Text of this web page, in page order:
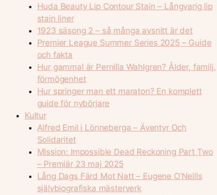
Huda Beauty Lip Contour Stain – Långvarig lip
stain liner
1923 säsong 2 – så många avsnitt är det
Premier League Summer Series 2025 – Guide
och fakta
Hur gammal är Pernilla Wahlgren? Ålder, familj,
förmögenhet
Hur springer man ett maraton? En komplett
guide för nybörjare
Kultur
Alfred Emil i Lönneberga – Äventyr Och
Solidaritet
Mission: Impossible Dead Reckoning Part Two
– Premiär 23 maj 2025
Lång Dags Färd Mot Natt – Eugene O’Neills
självbiografiska mästerverk